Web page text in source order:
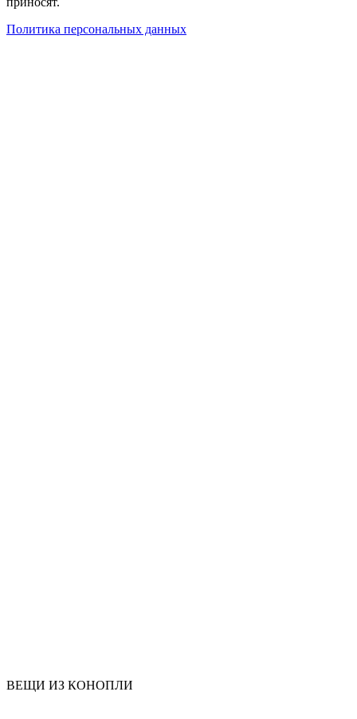
Политика персональных данных
ВЕЩИ ИЗ КОНОПЛИ